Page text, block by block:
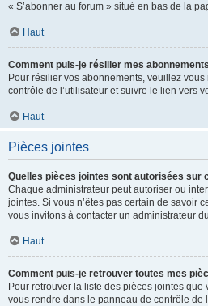
« S’abonner au forum » situé en bas de la
Haut
Comment puis-je résilier mes
Pour résilier vos abonnements, veuillez
contrôle de l’utilisateur et suivre le lien vers
Haut
Pièces jointes
Quelles pièces jointes sont autorisées sur
Chaque administrateur peut autoriser ou
jointes. Si vous n’êtes pas certain de savoir
vous invitons à contacter un administrateur
Haut
Comment puis-je retrouver toutes mes
Pour retrouver la liste des pièces jointes
vous rendre dans le panneau de contrôle de